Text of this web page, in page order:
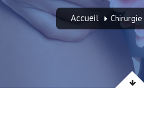
Accueil